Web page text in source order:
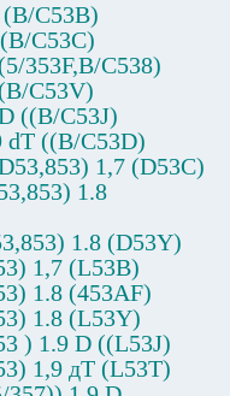
C53B)
C53C)
353F,B/C538)
C53V)
((B/C53J)
dT ((B/C53D)
1,7 (D53C)
1.8
1.8 (D53Y)
1,7 (L53B)
1.8 (453AF)
1.8 (L53Y)
) 1.9 D ((L53J)
1,9 дT (L53T)